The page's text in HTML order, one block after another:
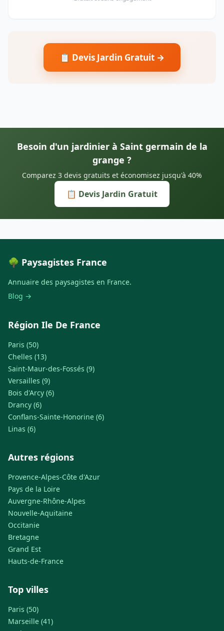
📋 Devis Jardin Gratuit →
Besoin d'un jardinier à Saint germain de la
grange ?
Comparez 3 devis gratuits et économisez jusqu'à 40%
📋 Devis Jardin Gratuit
🌳 Paysagistes France
Annuaire des paysagistes en France.
Blog →
Région Ile De France
Paris (50)
Chelles (13)
Saint-Maur-des-Fossés (9)
Versailles (9)
Bois d'Arcy (6)
Drancy (6)
Conflans-Sainte-Honorine (6)
Linas (6)
Autres régions
Provence-Alpes-Côte d'Azur
Pays de la Loire
Auvergne-Rhône-Alpes
Nouvelle-Aquitaine
Occitanie
Bretagne
Grand Est
Hauts-de-France
Top villes
Paris (50)
Marseille (41)